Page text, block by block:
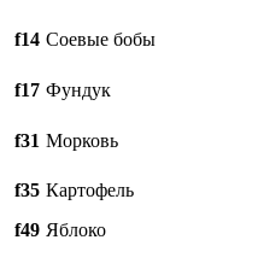
f14 Соевые бобы
f17 Фундук
f31 Морковь
f35 Картофель
f49 Яблоко